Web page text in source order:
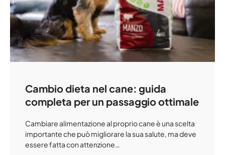
Cambio dieta nel cane: guida
completa per un passaggio ottimale
Cambiare alimentazione al proprio cane è una scelta
importante che può migliorare la sua salute, ma deve
essere fatta con attenzione…